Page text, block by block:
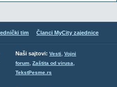
tim Članci MyCity zajednice
Naši sajtovi: Vesti, Vojni
forum, Zaštita od virusa,
TekstPesme.rs